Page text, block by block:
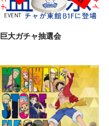
EVENT
巨大ガチャ抽選会